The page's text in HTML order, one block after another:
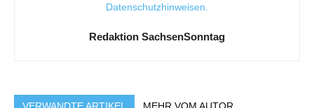
Datenschutzhinweisen
Redaktion SachsenSonntag